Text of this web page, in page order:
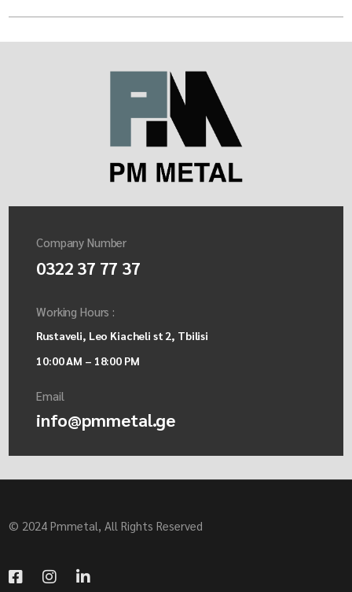
Company Number
0322 37 77 37
Working Hours :
Rustaveli, Leo Kiacheli st 2, Tbilisi
10:00 AM – 18:00 PM
Email
info@pmmetal.ge
© 2024 Pmmetal, All Rights Reserved